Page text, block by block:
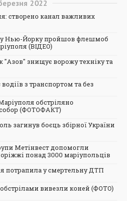
2022
створено канал важливих
у Нью-Йорку пройшов флешмоб
(ВІДЕО)
"Азов" знищує ворожу техніку та
з транспортом та без
обстріляно
(ФОТОФАКТ)
загинув боєць збірної України
Метінвест допомогли
понад 3000 маріупольців
потрапила у смертельну ДТП
вивезли коней (ФОТО)